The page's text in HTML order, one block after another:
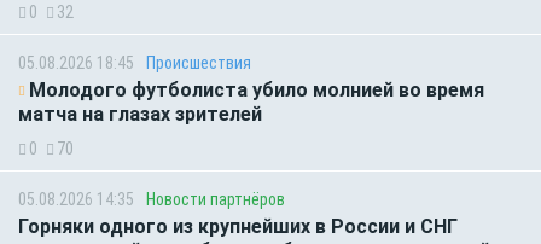
0 32
05.08.2026 18:45 Происшествия
Молодого футболиста убило молнией во время
матча на глазах зрителей
0 70
05.08.2026 14:35 Новости партнёров
Горняки одного из крупнейших в России и СНГ